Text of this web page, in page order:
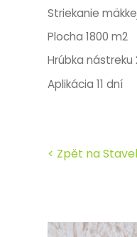
Striekanie
Plocha 1800 m2
Hrúbka nástreku
Aplikácia 11 dní
< Zpět na